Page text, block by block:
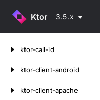
Ktor 3.5.x
ktor-call-id
ktor-client-android
ktor-client-apache